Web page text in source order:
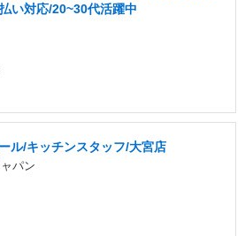
い対応/20~30代活躍中
ル/キッチンスタッフ/大宮店
パン